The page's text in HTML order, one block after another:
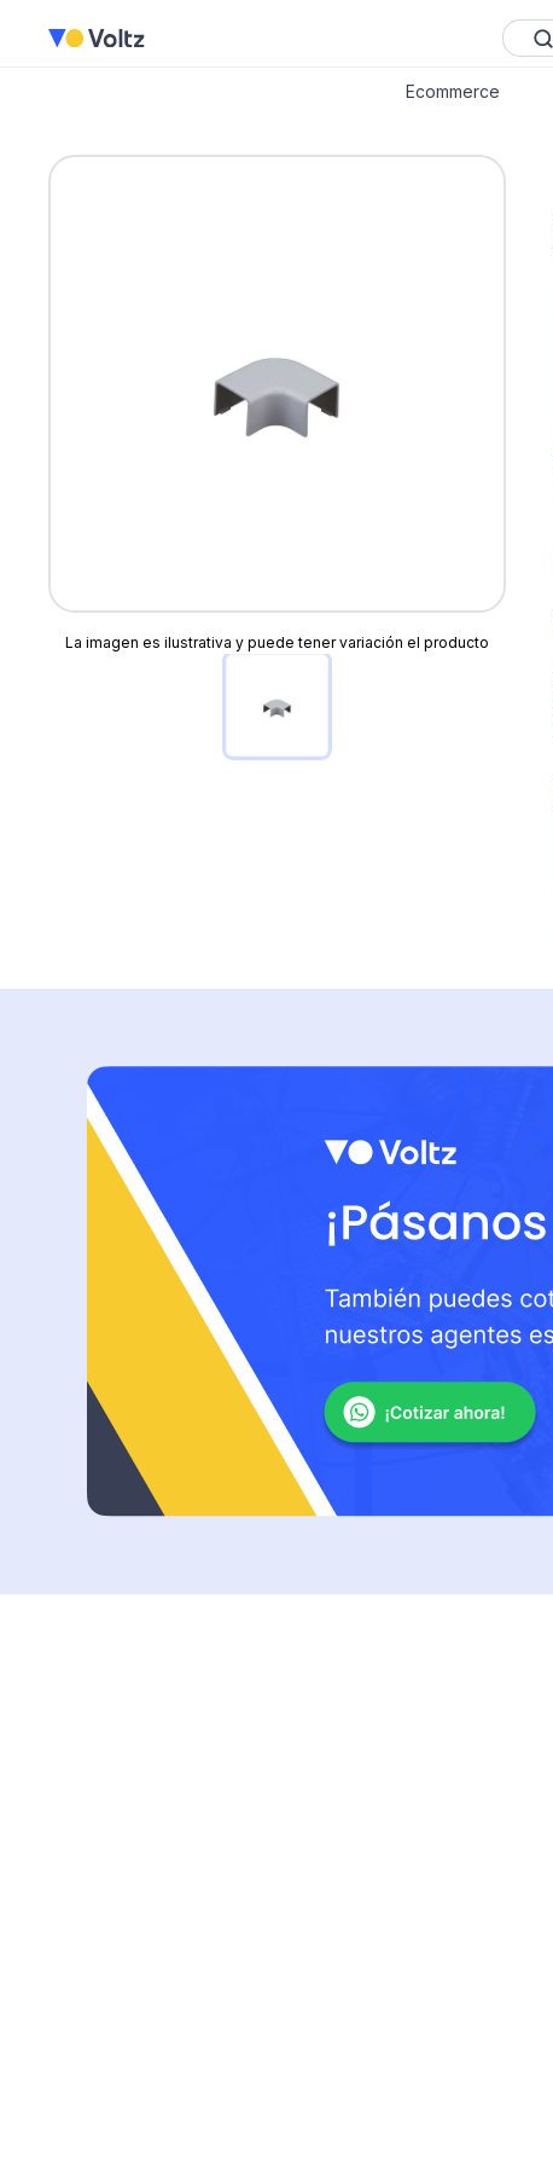
Ecommerce
La imagen es ilustrativa y puede tener variación el producto